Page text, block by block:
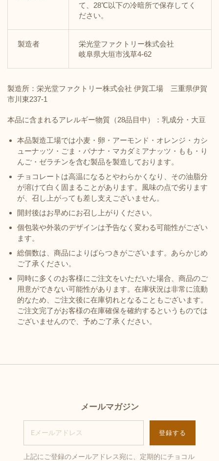
て、28℃以下の冷暗所で保存してく
ださい。
製造者
栄光堂ファクトリー株式会社
岐阜県大垣市浅草4-62
製造所：栄光堂ファクトリー株式会社 伊賀工場 三重県伊賀
市川東237-1
本品に含まれるアレルギー物質（28品目中）：乳成分・大豆
本品製造工場では小麦・卵・アーモンド・オレンジ・カシ
ューナッツ・ごま・バナナ・マカダミアナッツ・もも・り
んご・ゼラチンを含む製品を製造しております。
チョコレートは高温になるとやわらかくなり、その油脂分
が溶けて白く固まることがあります。風味の点で劣ります
が、召し上がっても差し支えございません。
開封後はお早めにお召し上がりください。
個包装や外装のデザインは予告なく変わる可能性がござい
ます。
総個数は、商品によりばらつきがございます。あらかじめ
ご了承ください。
同時に多くのお客様にご注文をいただいた場合、商品のご
用意ができない可能性があります。在庫状況は非常に流動
的なため、ご注文後に在庫切れとなることもございます。
ご注文完了がお客様の在庫確保を確約するというものでは
ございませんので、予めご了承ください。
メールマガジン
上記にご登録のメールアドレス宛に、定期的にチョコル